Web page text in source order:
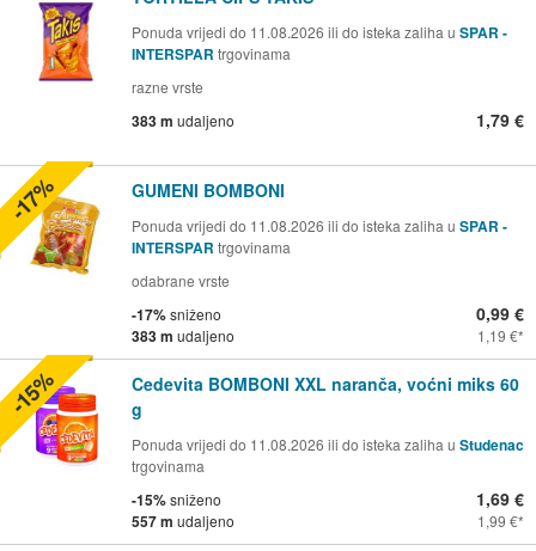
Ponuda vrijedi do 11.08.2026 ili do isteka zaliha u SPAR -
INTERSPAR trgovinama
razne vrste
383 m udaljeno 1,79 €
GUMENI BOMBONI
Ponuda vrijedi do 11.08.2026 ili do isteka zaliha u SPAR -
INTERSPAR trgovinama
odabrane vrste
-17%sniženo
383 m udaljeno
0,99 €
1,19 €
-17%
Cedevita BOMBONI XXL naranča, voćni miks 60
g
Ponuda vrijedi do 11.08.2026 ili do isteka zaliha u Studenac
trgovinama
-15%sniženo
557 m udaljeno
1,69 €
1,99 €
-15%